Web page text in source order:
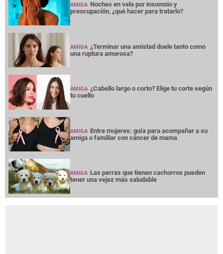
AMIGA Noches en vela por insomnio y
preocupación, ¿qué hacer para tratarlo?
AMIGA ¿Terminar una amistad duele tanto como
una ruptura amorosa?
AMIGA ¿Cabello largo o corto? Elige tu corte según
tu cuello
AMIGA Entre mujeres: guía para acompañar a su
amiga o familiar con cáncer de mama
AMIGA Las perras que tienen cachorros pueden
tener una vejez más saludable